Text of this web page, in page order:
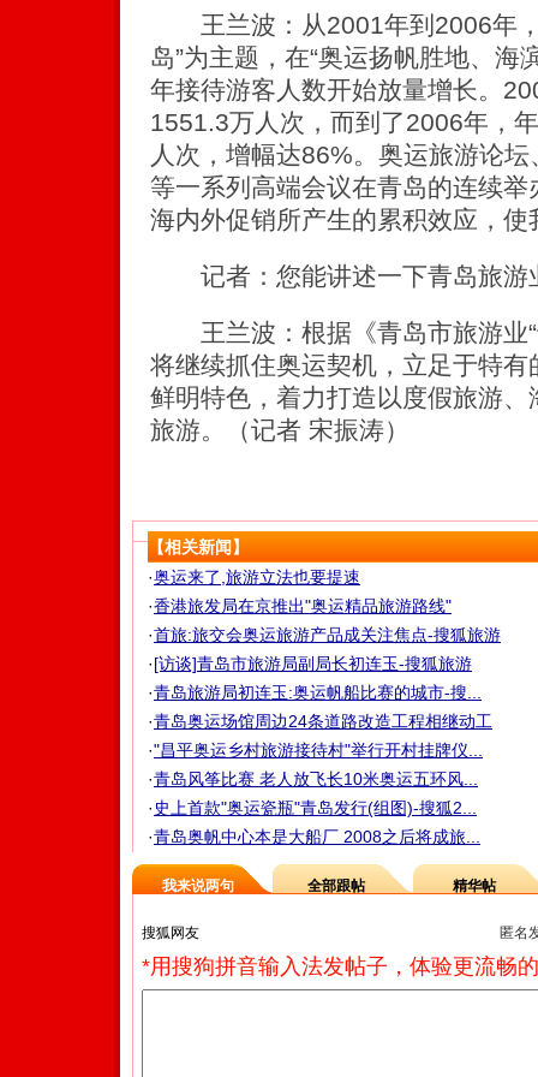
王兰波：从2001年到2006年，
岛”为主题，在“奥运扬帆胜地、海
年接待游客人数开始放量增长。
1551.3万人次，而到了2006年，
人次，增幅达86%。奥运旅游论
等一系列高端会议在青岛的连续
海内外促销所产生的累积效应，
记者：您能讲述一下青岛旅游
王兰波：根据《青岛市旅游业“
将继续抓住奥运契机，立足于特有
鲜明特色，着力打造以度假旅游
旅游。（记者 宋振涛）
【相关新闻】
·奥运来了,旅游立法也要提速
·香港旅发局在京推出"奥运精品旅游路线"
·首旅:旅交会奥运旅游产品成关注焦点-搜狐旅游
·[访谈]青岛市旅游局副局长初连玉-搜狐旅游
·青岛旅游局初连玉:奥运帆船比赛的城市-搜...
·青岛奥运场馆周边24条道路改造工程相继动工
·"昌平奥运乡村旅游接待村"举行开村挂牌仪...
·青岛风筝比赛 老人放飞长10米奥运五环风...
· 史上首款"奥运瓷瓶"青岛发行(组图)-搜狐2...
·青岛奥帆中心本是大船厂 2008之后将成旅...
我来说两句 全部跟帖 精华帖
匿名
*用搜狗拼音输入法发帖子，体验更流畅